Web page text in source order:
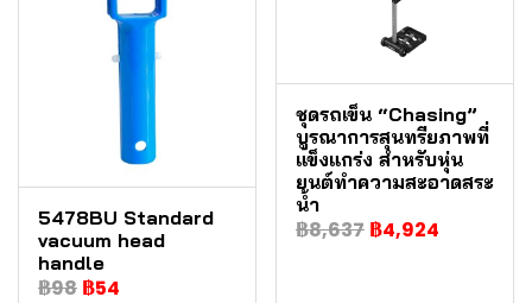
5478BU Standard
vacuum head
handle
฿98 ฿54
ชุดรถเข็น “Chasing”
บูรณาการสุนทรียภาพที่
แข็งแกร่ง สำหรับหุ่น
ยนต์ทำความสะอาดสระ
น้ำ
฿8,637 ฿4,924